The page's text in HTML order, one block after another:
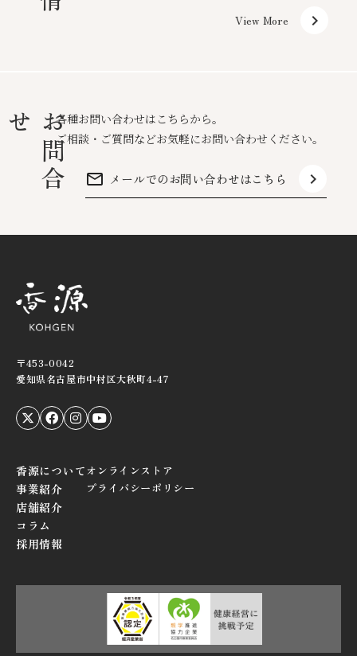
View More keyboard_arrow_right
お
問
合
せ
各種お問い合わせはこちらから。
ご相談・ご質問などお気軽にお問い合わせください。
mail_outline メールでのお問い合わせはこちら keyboard_arrow_right
〒453-0042
愛知県名古屋市中村区大秋町4-47
香源について
事業紹介
店舗紹介
コラム
採用情報
オンラインストア
プライバシーポリシー